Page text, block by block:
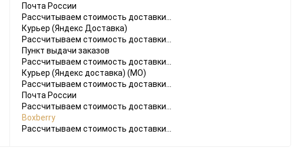
Switch 2[1] Игры[30] Аксессуары
Почта России
Рассчитываем стоимость доставки...
Курьер (Яндекс Доставка)
Рассчитываем стоимость доставки...
Пункт выдачи заказов
Рассчитываем стоимость доставки...
Курьер (Яндекс доставка) (МО)
Рассчитываем стоимость доставки...
Почта России
Рассчитываем стоимость доставки...
Boxberry
Рассчитываем стоимость доставки...